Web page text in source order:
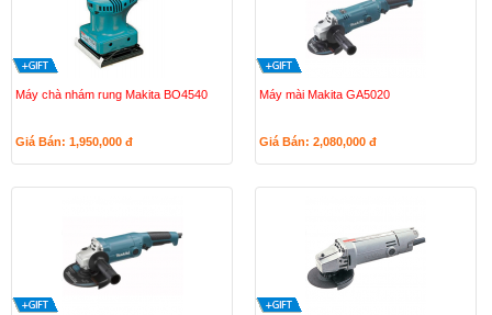
Máy chà nhám rung Makita BO4540
Giá Bán: 1,950,000 đ
Máy mài Makita GA5020
Giá Bán: 2,080,000 đ